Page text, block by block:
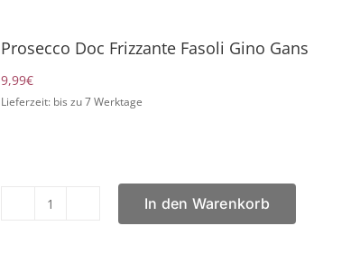
Prosecco Doc Frizzante Fasoli Gino Gans
9,99€
Lieferzeit: bis zu 7 Werktage
Prosecco
In den Warenkorb